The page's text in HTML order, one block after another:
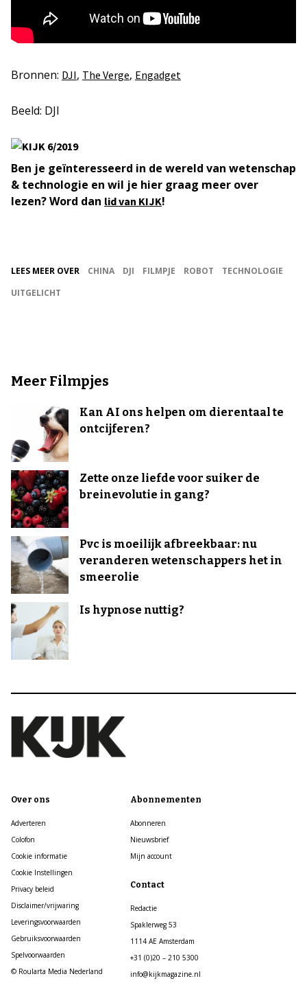
Bronnen: DJI, The Verge, Engadget
Beeld: DJI
Ben je geïnteresseerd in de wereld van wetenschap
& technologie en wil je hier graag meer over
lezen? Word dan lid van KIJK!
LEES MEER OVER CHINA DJI FILMPJE ROBOT
TECHNOLOGIE
UITGELICHT
Meer Filmpjes
Kan AI ons helpen om dierentaal te
ontcijferen?
Zette onze liefde voor suiker de
breinevolutie in gang?
Pvc is moeilijk afbreekbaar: nu
veranderen wetenschappers het in
smeerolie
Is hypnose nuttig?
Over ons
Adverteren
Colofon
Cookie informatie
Cookie Instellingen
Privacy beleid
Disclaimer/vrijwaring
Leveringsvoorwaarden
Gebruiksvoorwaarden
Spelvoorwaarden
© Roularta Media Nederland
Abonnementen
Abonneren
Nieuwsbrief
Mijn account
Contact
Redactie
Spaklerweg 53
1114 AE Amsterdam
+31 (0)20 – 210 5300
info@kijkmagazine.nl